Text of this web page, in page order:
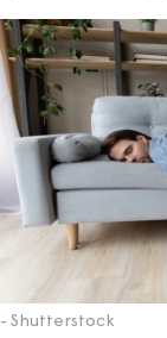
- Shutterstock